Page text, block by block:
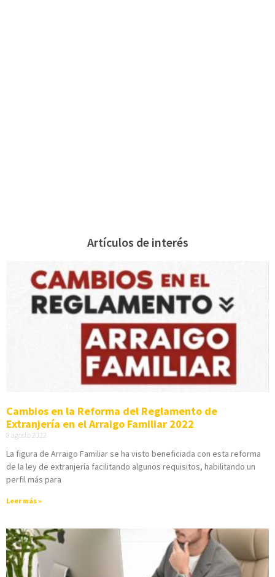
Artículos de interés
Cambios en la Reforma del Reglamento de
Extranjería en el Arraigo Familiar 2022
8 agosto 2022
La figura de Arraigo Familiar se ha visto beneficiada con esta reforma
de la ley de extranjería facilitando algunos requisitos, habilitando un
perfil más para
Leer más »